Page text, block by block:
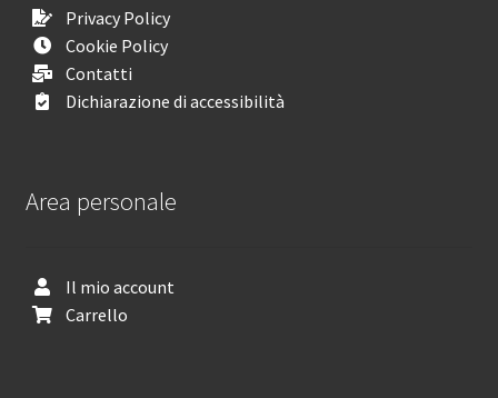
Privacy Policy
Cookie Policy
Contatti
Dichiarazione di accessibilità
Area personale
Il mio account
Carrello